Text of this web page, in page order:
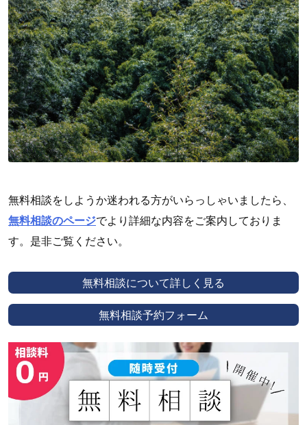
無料相談をしようか迷われる方がいらっしゃいましたら、
無料相談のページでより詳細な内容をご案内しておりま
す。是非ご覧ください。
無料相談について詳しく見る
無料相談予約フォーム